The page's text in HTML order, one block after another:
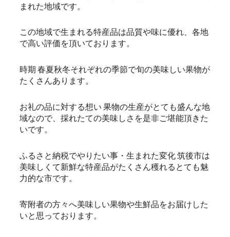
まれた地域です。
この地域で生まれる特産品は品質や味に優れ、各地
で高い評価を頂いております。
時期 春夏秋冬それぞれの季節で旬の美味しい果物が
たくさんあります。
お礼の品に対する想い 果物の生産がとても盛んな地
域なので、採れたての美味しさを是非ご堪能頂きた
いです。
ふるさと納税でやりたい事・生まれた変化 筑後市は
美味しくて新鮮な特産品がたくさん穫れるとても魅
力的な市です。
寄附者の方々へ美味しい果物や生鮮品をお届けした
いと思っております。